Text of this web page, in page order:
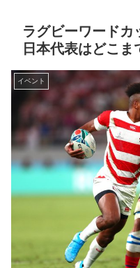
ラグビーワードカ
日本代表はどこ
イベント